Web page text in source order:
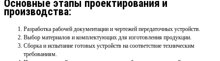
Основные этапы проектирования и
производства:
Разработка рабочей документации и чертежей передаточных устройств.
Выбор материалов и комплектующих для изготовления продукции.
Сборка и испытание готовых устройств на соответствие техническим
требованиям.